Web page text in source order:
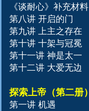
《谈耐心》补充材料
第八讲 开启的门
第九讲 上主之存在
第十讲 十架与冠冕
第十一讲 神是太一
第十二讲 大爱无边
探索上帝（第二册）
第一讲 机遇